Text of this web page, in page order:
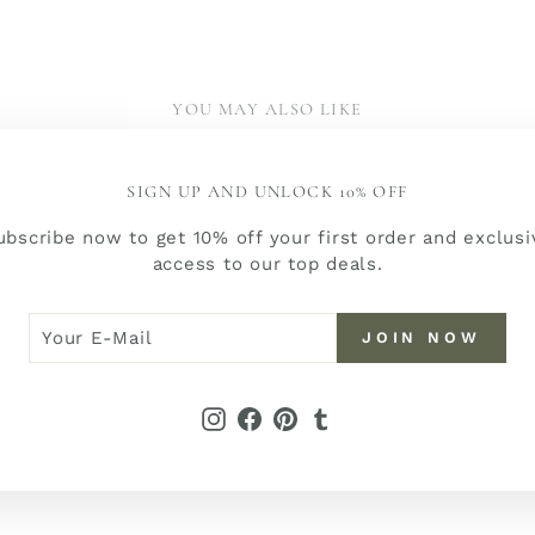
SIGN UP AND UNLOCK 10% OFF
now to get 10% off your first order and
access to our top deals.
JOIN NOW
Instagram
Facebook
Pinterest
YOU MAY ALSO LIKE